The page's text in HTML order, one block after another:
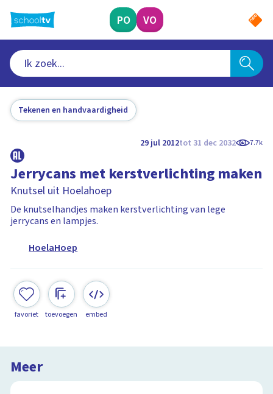
naar
hoofdinhoud
PO VO
Tekenen en handvaardigheid
29 jul 2012tot 31 dec 2032 7.7k
Jerrycans met kerstverlichting maken
Knutsel uit Hoelahoep
De knutselhandjes maken kerstverlichting van lege
jerrycans en lampjes.
HoelaHoep
favoriet toevoegen embed
Meer